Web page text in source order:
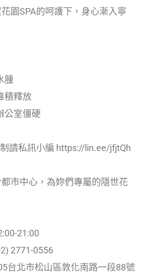
園SPA的呵護下，身心漸入寧
腫
積釋放
公室僵硬
請私訊小編 https://lin.ee/jfjtQh
都市中心，為妳們專屬的隱世花
21:00
2771-0556
台北市松山區敦化南路一段88號